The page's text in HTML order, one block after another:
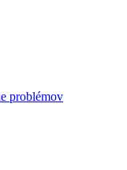
problémov